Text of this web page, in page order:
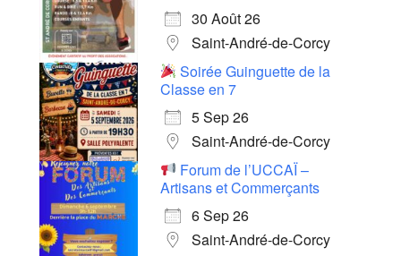
30 Août 26
Saint-André-de-Corcy
Soirée Guinguette de la
Classe en 7
5 Sep 26
Saint-André-de-Corcy
Forum de l’UCCAÏ –
Artisans et Commerçants
6 Sep 26
Saint-André-de-Corcy